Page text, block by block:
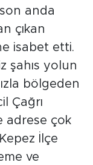
anda
çıkan
isabet etti.
şahıs yolun
bölgeden
Çağrı
adrese çok
İlçe
ve